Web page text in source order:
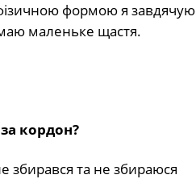
формою я завдячую
маленьке щастя.
кордон?
збирався та не збираюся